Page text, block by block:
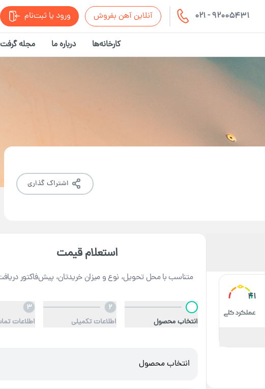
021 - 92005431 آنلاین آهن بفروش ورود یا ثبت‌نام
کارخانه‌ها درباره ما مجله گرفت
اشتراک گذاری
41
استعلام قیمت
متناسب با محل تحویل، نوع و میزان خریدتان، پیش‌فاکتور
انتخاب محصول
2
اطلاعات تکمیلی
3
اطلاعات
انتخاب محصول